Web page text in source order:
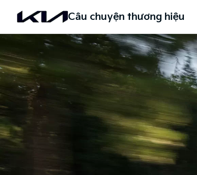
Câu chuyện thương hiệu